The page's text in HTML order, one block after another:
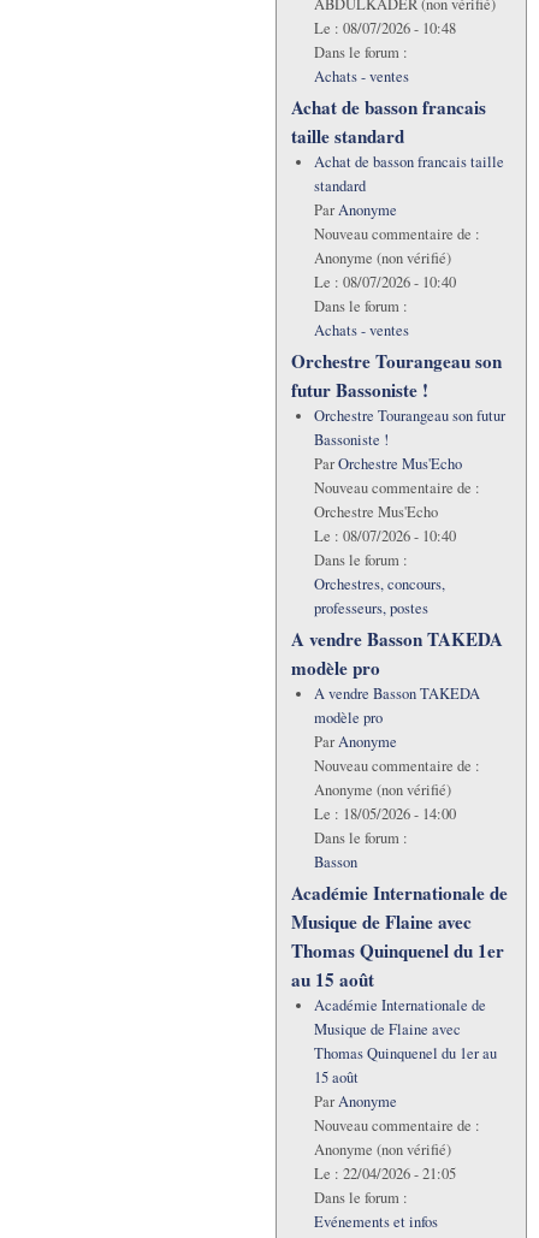
Le : 08/07/2026 - 10:48
Dans le forum :
Achats - ventes
Achat de basson francais
taille standard
Achat de basson francais taille
standard
ParAnonyme
Nouveau commentaire de :
Anonyme (non vérifié)
Le : 08/07/2026 - 10:40
Dans le forum :
Achats - ventes
Orchestre Tourangeau son
futur Bassoniste !
Orchestre Tourangeau son futur
Bassoniste !
ParOrchestre Mus'Echo
Nouveau commentaire de :
Orchestre Mus'Echo
Le : 08/07/2026 - 10:40
Dans le forum :
Orchestres, concours,
professeurs, postes
A vendre Basson TAKEDA
modèle pro
A vendre Basson TAKEDA
modèle pro
ParAnonyme
Nouveau commentaire de :
Anonyme (non vérifié)
Le : 18/05/2026 - 14:00
Dans le forum :
Basson
Académie Internationale de
Musique de Flaine avec
Thomas Quinquenel du 1er
au 15 août
Académie Internationale de
Musique de Flaine avec
Thomas Quinquenel du 1er au
15 août
ParAnonyme
Nouveau commentaire de :
Anonyme (non vérifié)
Le : 22/04/2026 - 21:05
Dans le forum :
Evénements et infos